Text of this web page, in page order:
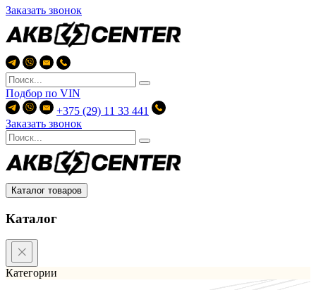
Заказать звонок
Подбор по VIN
+375 (29) 11 33 441
Заказать звонок
Каталог товаров
Каталог
Категории